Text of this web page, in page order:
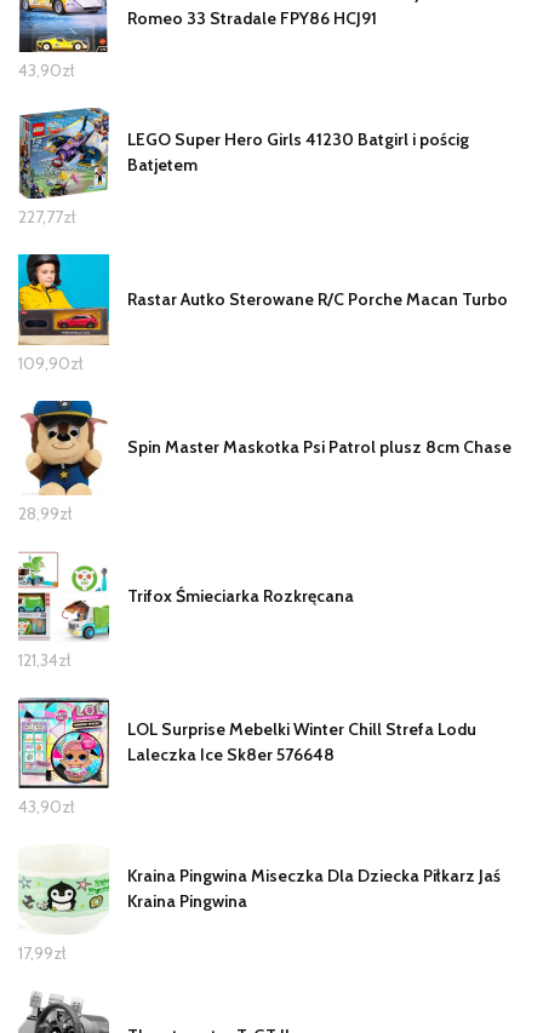
Romeo 33 Stradale FPY86 HCJ91
43,90zł
LEGO Super Hero Girls 41230 Batgirl i pościg
Batjetem
227,77zł
Rastar Autko Sterowane R/C Porche Macan Turbo
109,90zł
Spin Master Maskotka Psi Patrol plusz 8cm Chase
28,99zł
Trifox Śmieciarka Rozkręcana
121,34zł
LOL Surprise Mebelki Winter Chill Strefa Lodu
Laleczka Ice Sk8er 576648
43,90zł
Kraina Pingwina Miseczka Dla Dziecka Piłkarz Jaś
Kraina Pingwina
17,99zł